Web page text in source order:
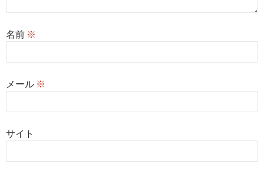
名前 ※
メール ※
サイト